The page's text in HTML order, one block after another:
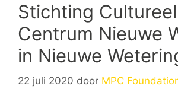
Stichting Cultureel
Centrum Nieuwe
in Nieuwe
22 juli 2020 door MPC